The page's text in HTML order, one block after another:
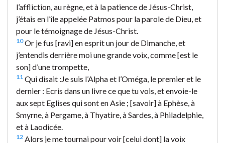
l’affliction, au règne, et à la patience de Jésus-Christ,
j’étais en l’île appelée Patmos pour la parole de Dieu, et
pour le témoignage de Jésus-Christ.
10Or je fus [ravi] en esprit un jour de Dimanche, et
j’entendis derrière moi une grande voix, comme [est le
son] d’une trompette,
11 Qui disait :Je suis l’Alpha et l’Oméga, le premier et le
dernier : Ecris dans un livre ce que tu vois, et envoie-le
aux sept Eglises qui sont en Asie ; [savoir] à Ephèse, à
Smyrne, à Pergame, à Thyatire, à Sardes, à Philadelphie,
et à Laodicée.
12 Alors je me tournai pour voir [celui dont] la voix